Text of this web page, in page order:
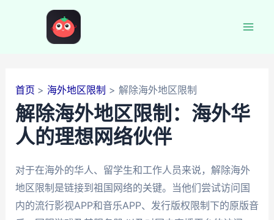
首页 海外地区限制 解除海外地区限制
解除海外地区限制：海外华
人的理想网络伙伴
对于在海外的华人、留学生和工作人员来说，解除海外
地区限制是链接到祖国网络的关键。当他们尝试访问国
内的流行影视APP和音乐APP、发行版权限制下的原版音